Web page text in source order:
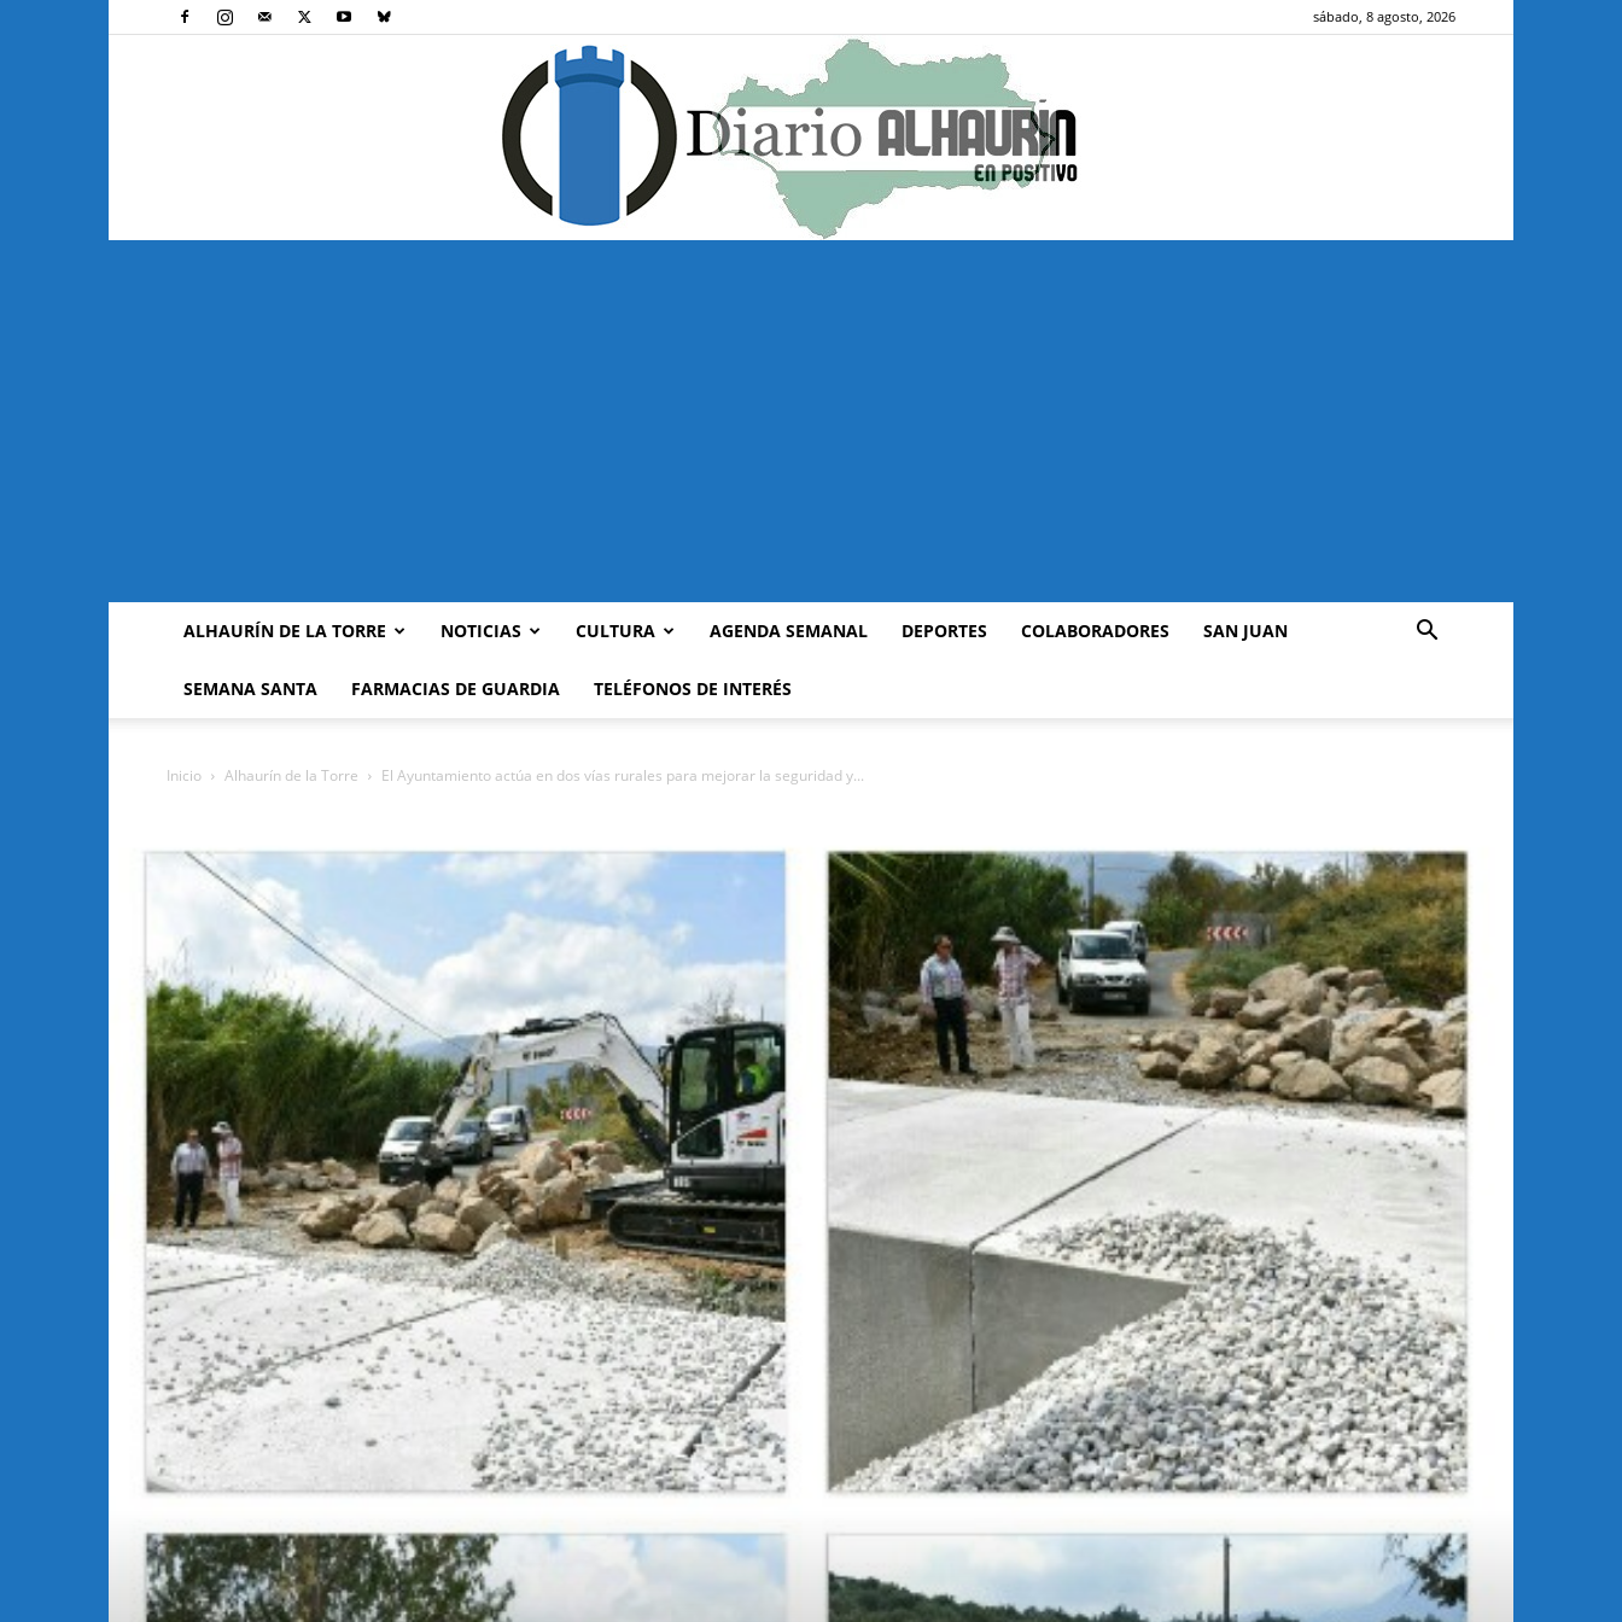
sábado, 8 agosto, 2026
ALHAURÍN DE LA TORRE NOTICIAS CULTURA AGENDA SEMANAL DEPORTES COLABORADORES SAN JUAN
SEMANA SANTA FARMACIAS DE GUARDIA TELÉFONOS DE INTERÉS
Inicio Alhaurín de la Torre El Ayuntamiento actúa en dos vías rurales para mejorar la seguridad y...